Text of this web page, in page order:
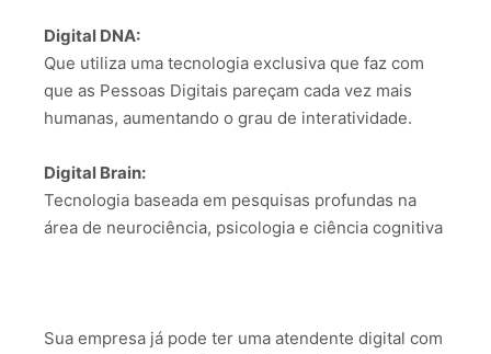
Digital DNA:
Que utiliza uma tecnologia exclusiva que faz com
que as Pessoas Digitais pareçam cada vez mais
humanas, aumentando o grau de interatividade.
Digital Brain:
Tecnologia baseada em pesquisas profundas na
área de neurociência, psicologia e ciência cognitiva
Sua empresa já pode ter uma atendente digital com